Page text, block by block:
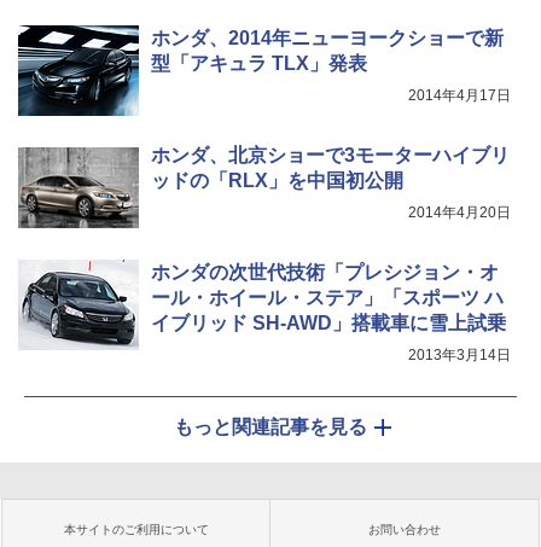
ホンダ、2014年ニューヨークショーで新
型「アキュラ TLX」発表
2014年4月17日
ホンダ、北京ショーで3モーターハイブリ
ッドの「RLX」を中国初公開
2014年4月20日
ホンダの次世代技術「プレシジョン・オ
ール・ホイール・ステア」「スポーツ ハ
イブリッド SH-AWD」搭載車に雪上試乗
2013年3月14日
もっと関連記事を見る
本サイトのご利用について お問い合わせ